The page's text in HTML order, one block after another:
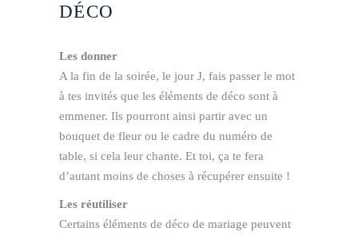
DÉCO
Les donner
A la fin de la soirée, le jour J, fais passer le mot
à tes invités que les éléments de déco sont à
emmener. Ils pourront ainsi partir avec un
bouquet de fleur ou le cadre du numéro de
table, si cela leur chante. Et toi, ça te fera
d’autant moins de choses à récupérer ensuite !
Les réutiliser
Certains éléments de déco de mariage peuvent